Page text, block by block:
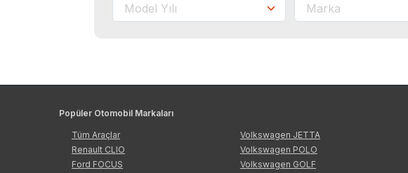
Popüler Otomobil Markaları
Tüm Araçlar
Renault CLIO
Ford FOCUS
Volkswagen JETTA
Volkswagen POLO
Volkswagen GOLF